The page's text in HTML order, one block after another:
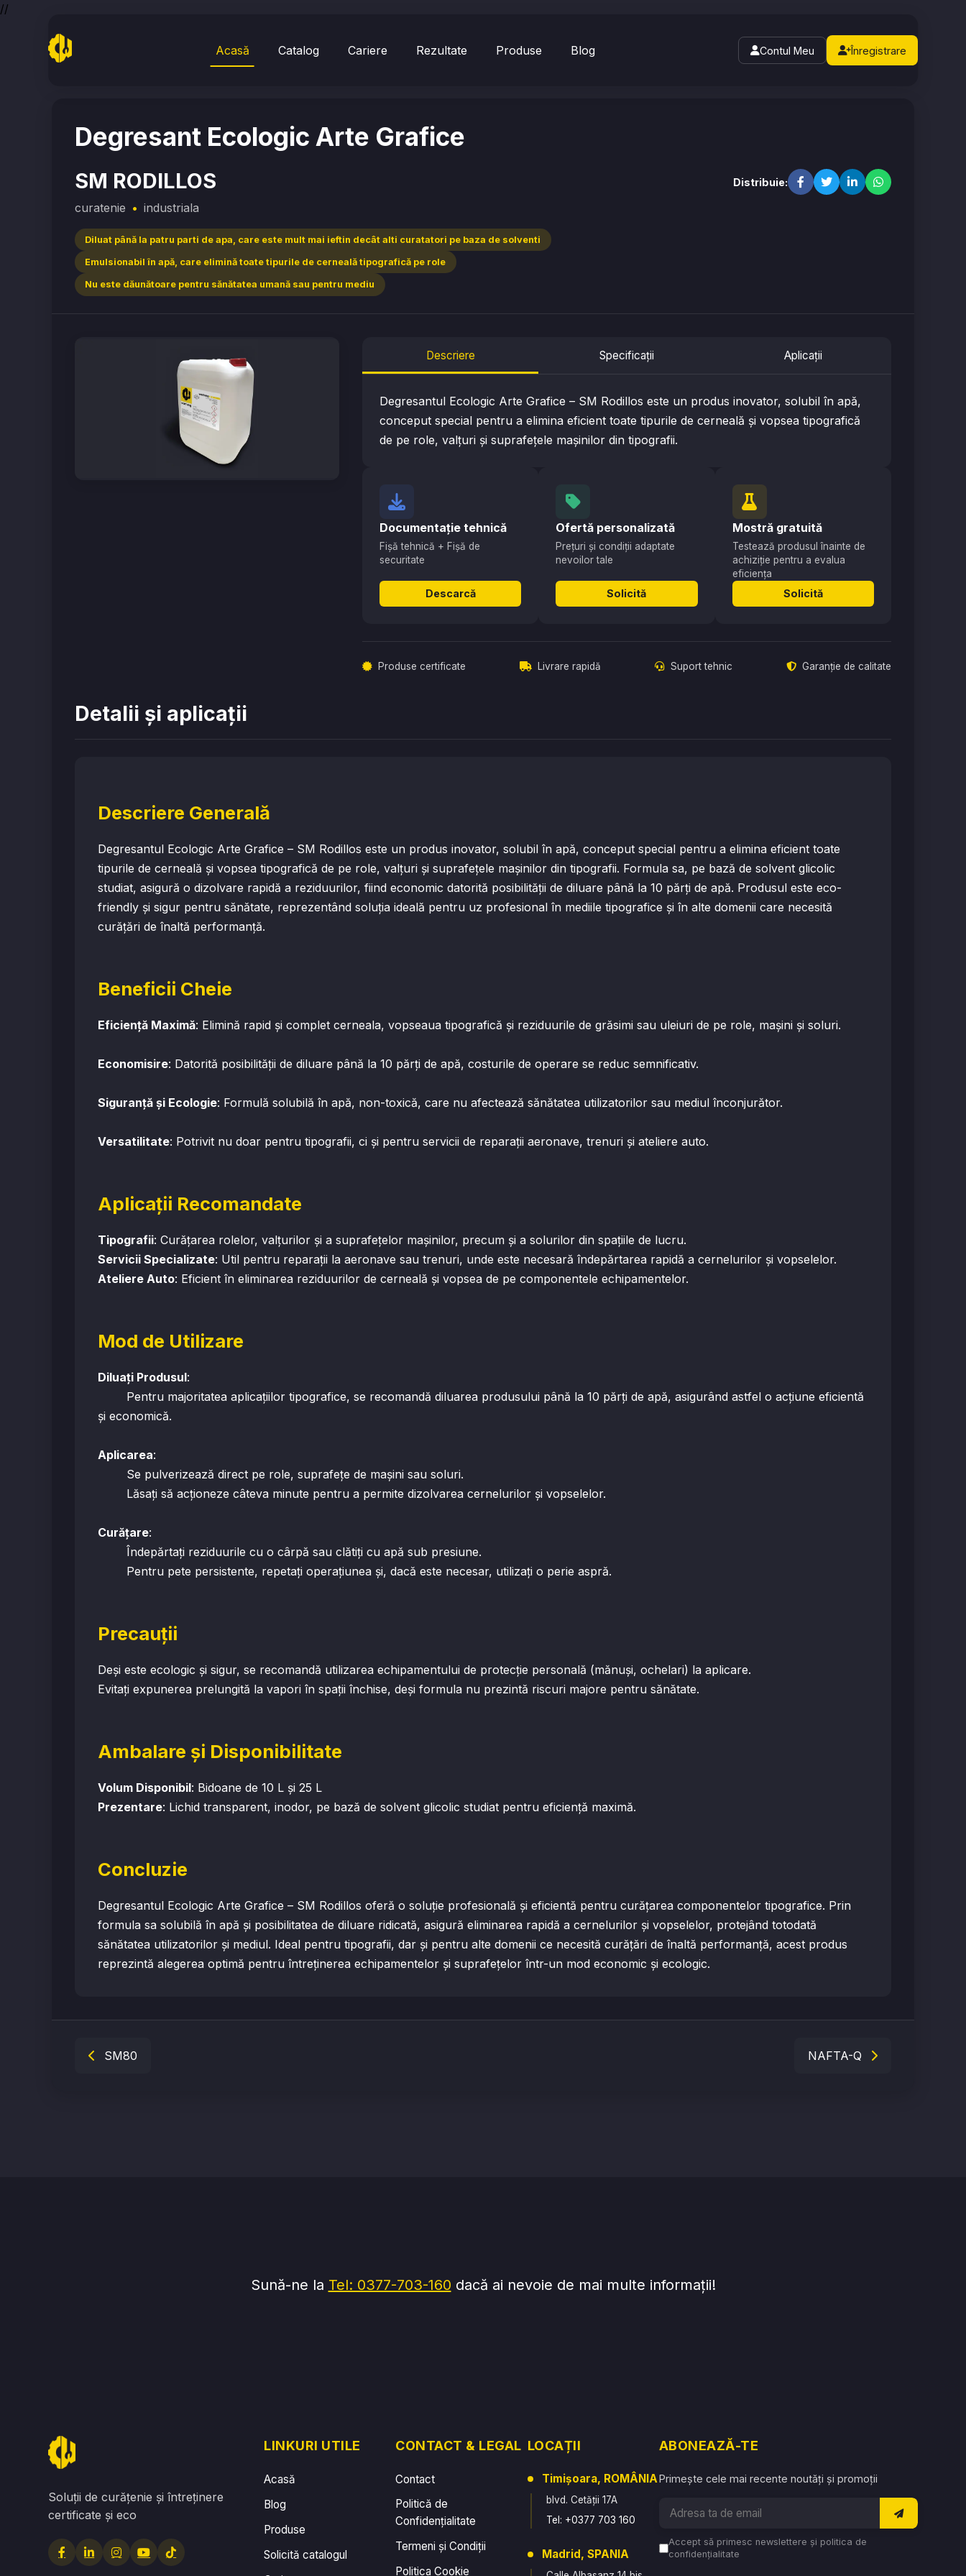
//
Acasă Catalog Cariere Rezultate Produse Blog Contul Meu
Înregistrare
Degresant Ecologic Arte Grafice
SM RODILLOS
curatenie • industriala
Diluat până la patru parti de apa, care este mult mai ieftin decât alti curatatori pe baza de solventi
Emulsionabil în apă, care elimină toate tipurile de cerneală tipografică pe role
Nu este dăunătoare pentru sănătatea umană sau pentru mediu
Distribuie:
Descriere Specificații Aplicații
Degresantul Ecologic Arte Grafice – SM Rodillos este un produs inovator, solubil în apă,
conceput special pentru a elimina eficient toate tipurile de cerneală și vopsea tipografică
de pe role, valțuri și suprafețele mașinilor din tipografii.
Documentație tehnică
Fișă tehnică + Fișă de
securitate
Descarcă
Ofertă personalizată
Prețuri și condiții adaptate
nevoilor tale
Solicită
Mostră gratuită
Testează produsul înainte de
achiziție pentru a evalua
eficiența
Solicită
Produse certificate Livrare rapidă Suport tehnic Garanție de calitate
Detalii și aplicații
Descriere Generală
Degresantul Ecologic Arte Grafice – SM Rodillos este un produs inovator, solubil în apă, conceput special pentru a elimina eficient toate
tipurile de cerneală și vopsea tipografică de pe role, valțuri și suprafețele mașinilor din tipografii. Formula sa, pe bază de solvent glicolic
studiat, asigură o dizolvare rapidă a reziduurilor, fiind economic datorită posibilității de diluare până la 10 părți de apă. Produsul este eco-
friendly și sigur pentru sănătate, reprezentând soluția ideală pentru uz profesional în mediile tipografice și în alte domenii care necesită
curățări de înaltă performanță.
Beneficii Cheie
Eficiență Maximă: Elimină rapid și complet cerneala, vopseaua tipografică și reziduurile de grăsimi sau uleiuri de pe role, mașini și soluri.
Economisire: Datorită posibilității de diluare până la 10 părți de apă, costurile de operare se reduc semnificativ.
Siguranță și Ecologie: Formulă solubilă în apă, non-toxică, care nu afectează sănătatea utilizatorilor sau mediul înconjurător.
Versatilitate: Potrivit nu doar pentru tipografii, ci și pentru servicii de reparații aeronave, trenuri și ateliere auto.
Aplicații Recomandate
Tipografii: Curățarea rolelor, valțurilor și a suprafețelor mașinilor, precum și a solurilor din spațiile de lucru.
Servicii Specializate: Util pentru reparații la aeronave sau trenuri, unde este necesară îndepărtarea rapidă a cernelurilor și vopselelor.
Ateliere Auto: Eficient în eliminarea reziduurilor de cerneală și vopsea de pe componentele echipamentelor.
Mod de Utilizare
Diluați Produsul:
Pentru majoritatea aplicațiilor tipografice, se recomandă diluarea produsului până la 10 părți de apă, asigurând astfel o acțiune eficientă
și economică.
Aplicarea:
Se pulverizează direct pe role, suprafețe de mașini sau soluri.
Lăsați să acționeze câteva minute pentru a permite dizolvarea cernelurilor și vopselelor.
Curățare:
Îndepărtați reziduurile cu o cârpă sau clătiți cu apă sub presiune.
Pentru pete persistente, repetați operațiunea și, dacă este necesar, utilizați o perie aspră.
Precauții
Deși este ecologic și sigur, se recomandă utilizarea echipamentului de protecție personală (mănuși, ochelari) la aplicare.
Evitați expunerea prelungită la vapori în spații închise, deși formula nu prezintă riscuri majore pentru sănătate.
Ambalare și Disponibilitate
Volum Disponibil: Bidoane de 10 L și 25 L
Prezentare: Lichid transparent, inodor, pe bază de solvent glicolic studiat pentru eficiență maximă.
Concluzie
Degresantul Ecologic Arte Grafice – SM Rodillos oferă o soluție profesională și eficientă pentru curățarea componentelor tipografice. Prin
formula sa solubilă în apă și posibilitatea de diluare ridicată, asigură eliminarea rapidă a cernelurilor și vopselelor, protejând totodată
sănătatea utilizatorilor și mediul. Ideal pentru tipografii, dar și pentru alte domenii ce necesită curățări de înaltă performanță, acest produs
reprezintă alegerea optimă pentru întreținerea echipamentelor și suprafețelor într-un mod economic și ecologic.
SM80 NAFTA-Q
Sună-ne la Tel: 0377-703-160 dacă ai nevoie de mai multe informații!
Soluții de curățenie și întreținere
certificate și eco
LINKURI UTILE
Acasă
Blog
Produse
Solicită catalogul
CONTACT & LEGAL
Contact
Politică de
Confidențialitate
Termeni și Condiții
Politica Cookie
LOCAȚII
Timișoara, ROMÂNIA
blvd. Cetății 17A
Tel: +0377 703 160
Madrid, SPANIA
ABONEAZĂ-TE
Primește cele mai recente noutăți și promoții
Accept să primesc newslettere și politica de
confidențialitate